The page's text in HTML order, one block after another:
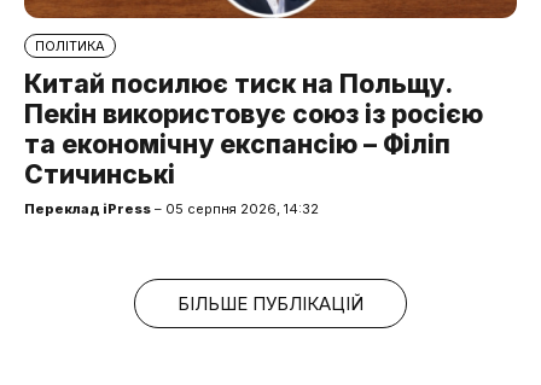
ПОЛІТИКА
Китай посилює тиск на Польщу.
Пекін використовує союз із росією
та економічну експансію – Філіп
Стичинські
Переклад iPress – 05 серпня 2026, 14:32
БІЛЬШЕ ПУБЛІКАЦІЙ